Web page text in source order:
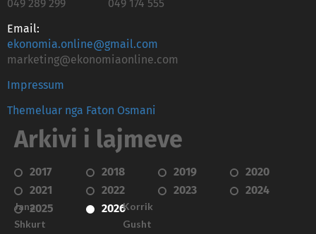
049 289 299
049 174 555
Email:
ekonomia.online@gmail.com
marketing@ekonomiaonline.com
Impressum
Themeluar nga Faton Osmani
Arkivi i lajmeve
2017 2018 2019
2020
2021
2022 2023
2024
2025
2026
Janar
Shkurt
Korrik
Gusht